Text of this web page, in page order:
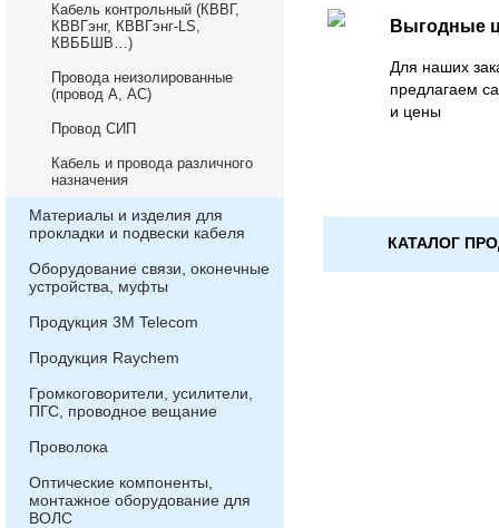
Кабель контрольный (КВВГ,
КВВГэнг, КВВГэнг-LS,
КВББШВ…)
Провода неизолированные
(провод А, АС)
Провод СИП
Кабель и провода различного
назначения
Материалы и изделия для
прокладки и подвески кабеля
Оборудование связи, оконечные
устройства, муфты
Продукция 3М Telecom
Продукция Raychem
Громкоговорители, усилители,
ПГС, проводное вещание
Проволока
Оптические компоненты,
монтажное оборудование для
ВОЛС
Выгодные
Для наших
предлагаем
и цены
КАТАЛОГ